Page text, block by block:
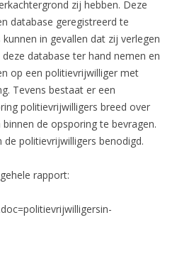
zij hebben. Deze
database geregistreerd te
in gevallen dat zij verlegen
database ter hand nemen en
op een politievrijwilliger met
Tevens bestaat er een
politievrijwilligers breed over
de opsporing te bevragen.
politievrijwilligers benodigd.
rapport: